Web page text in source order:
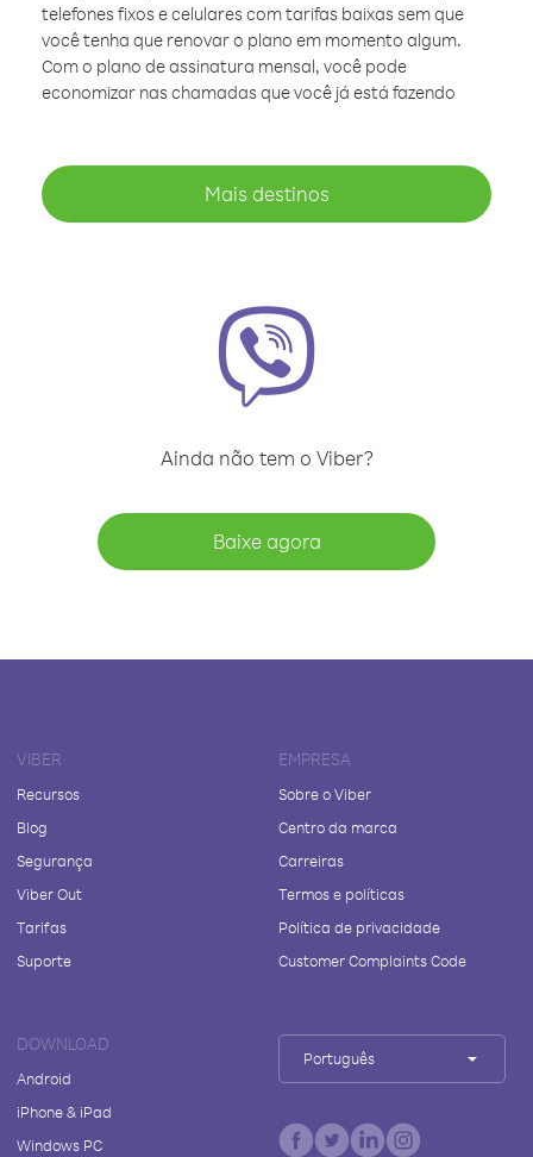
telefones fixos e celulares com tarifas baixas sem que
você tenha que renovar o plano em momento algum.
Com o plano de assinatura mensal, você pode
economizar nas chamadas que você já está fazendo
Mais destinos
Ainda não tem o Viber?
Baixe agora
VIBER
Recursos
Blog
Segurança
Viber Out
Tarifas
Suporte
EMPRESA
Sobre o Viber
Centro da marca
Carreiras
Termos e políticas
Política de privacidade
Customer Complaints Code
DOWNLOAD
Android
iPhone & iPad
Windows PC
Português